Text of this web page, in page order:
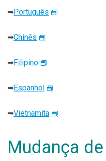
➡Português
➡Chinês
➡Filipino
➡Espanhol
➡Vietnamita
Mudança